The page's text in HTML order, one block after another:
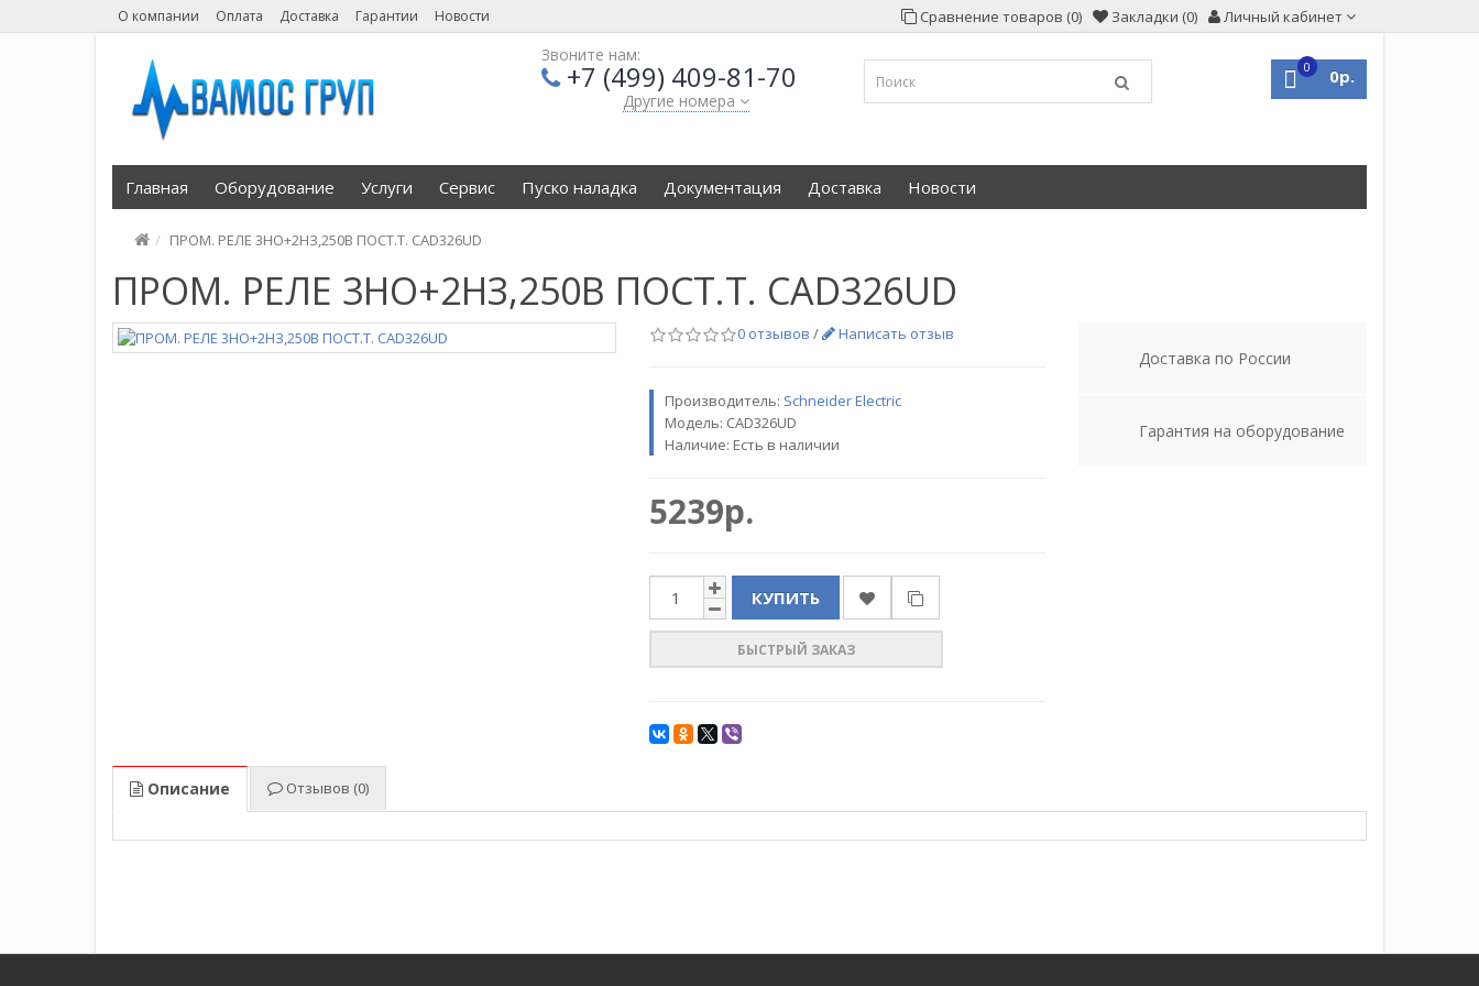
О компании Оплата Доставка Гарантии Новости Сравнение товаров (0) Закладки (0) Личный кабинет
Звоните нам:
+7 (499) 409-81-70
Другие номера
0 0р.
Главная Оборудование Услуги Сервис Пуско наладка Документация Доставка Новости
ПРОМ. РЕЛЕ 3НО+2НЗ,250В ПОСТ.Т. CAD326UD
ПРОМ. РЕЛЕ 3НО+2НЗ,250В ПОСТ.Т. CAD326UD
0 отзывов / Написать отзыв
Производитель: Sсhneider Electric
Модель: CAD326UD
Наличие: Есть в наличии
5239р.
КУПИТЬ
БЫСТРЫЙ ЗАКАЗ
Доставка по России
Гарантия на оборудование
Описание Отзывов (0)